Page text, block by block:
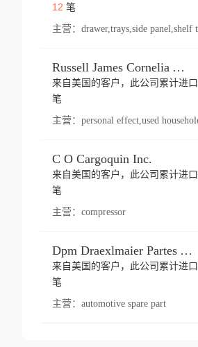
12 笔
主营：
Russell James Cornelia Arlington Va
来自美国的客户，此公司累计进
笔
主营：
C O Cargoquin Inc.
来自美国的客户，此公司累计进
笔
主营： compressor
Dpm Draexlmaier Partes Automotrices Corr Ind Huejotzingo
来自美国的客户，此公司累计进
笔
主营： automotive spare part